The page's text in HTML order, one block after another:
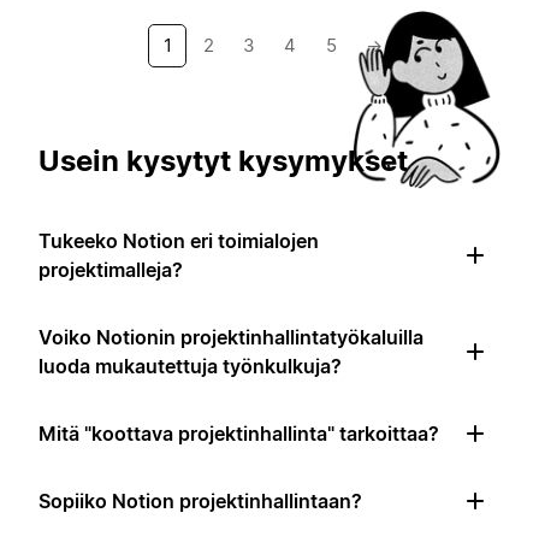
1 2 3 4 5 →
Usein kysytyt kysymykset
Tukeeko Notion eri toimialojen
projektimalleja?
Voiko Notionin projektinhallintatyökaluilla
luoda mukautettuja työnkulkuja?
Mitä "koottava projektinhallinta" tarkoittaa?
Sopiiko Notion projektinhallintaan?